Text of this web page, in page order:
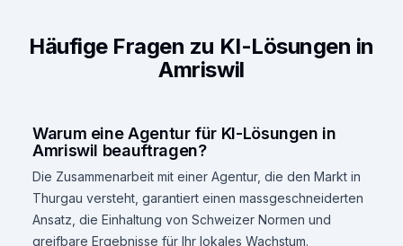
Häufige Fragen zu KI-Lösungen in
Amriswil
Warum eine Agentur für KI-Lösungen in
Amriswil beauftragen?
Die Zusammenarbeit mit einer Agentur, die den Markt in
Thurgau versteht, garantiert einen massgeschneiderten
Ansatz, die Einhaltung von Schweizer Normen und
greifbare Ergebnisse für Ihr lokales Wachstum.